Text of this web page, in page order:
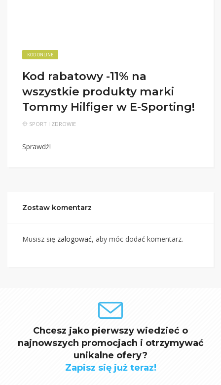
KOD ONLINE
Kod rabatowy -11% na
wszystkie produkty marki
Tommy Hilfiger w E-Sporting!
SPORT I ZDROWIE
Sprawdź!
Zostaw komentarz
Musisz się zalogować, aby móc dodać komentarz.
Chcesz jako pierwszy wiedzieć o
najnowszych promocjach i otrzymywać
unikalne ofery?
Zapisz się już teraz!